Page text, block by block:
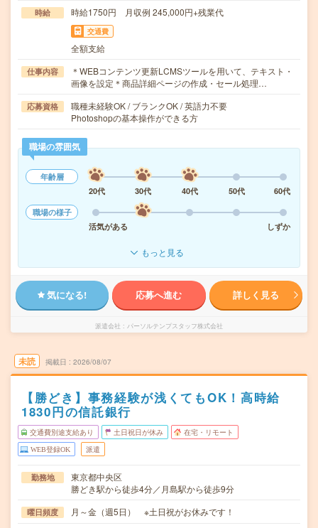
時給 時給1750円 月収例 245,000円+残業代
交通費
全額支給
仕事内容
＊WEBコンテンツ更新LCMSツールを用いて、テキスト・
画像を設定＊商品詳細ページの作成・セール処理…
応募資格
職種未経験OK / ブランクOK / 英語力不要
Photoshopの基本操作ができる方
職場の雰囲気
年齢層
20代
30代 40代 50代
60代
職場の様子
活気がある
しずか
もっと見る
気になる! 応募へ進む 詳しく見る
派遣会社 パーソルテンプスタッフ株式会社
未読 掲載日 2026/08/07
【勝どき】事務経験が浅くてもOK！高時給
1830円の信託銀行
交通費別途支給あり 土日祝日が休み 在宅・リモート
WEB登録OK 派遣
勤務地
東京都中央区
勝どき駅から徒歩4分／月島駅から徒歩9分
曜日頻度 月～金（週5日） ※土日祝がお休みです！